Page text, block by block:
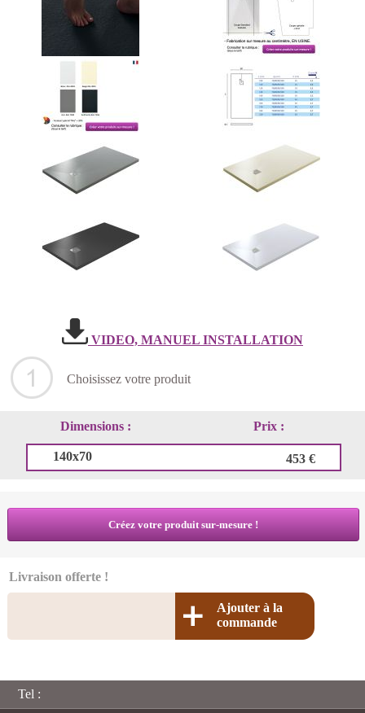
VIDEO, MANUEL INSTALLATION
Choisissez votre produit
Dimensions : Prix :
140x70 453 €
Créez votre produit sur-mesure !
Livraison offerte !
Ajouter à la
commande
Tel :